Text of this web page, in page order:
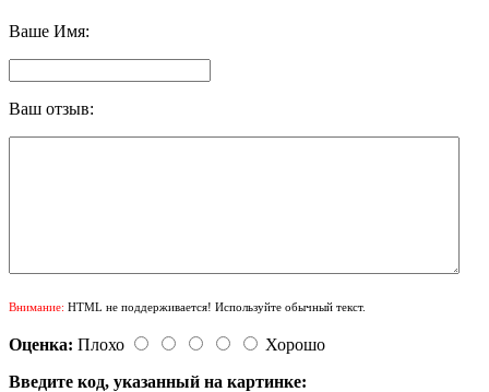
Ваше Имя:
Ваш отзыв:
Внимание: HTML не поддерживается! Используйте обычный текст.
Оценка: Плохо
Хорошо
Введите код, указанный на картинке: